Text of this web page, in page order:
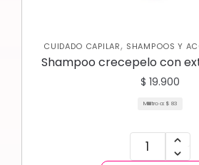
CUIDADO CAPILAR, SHAMPOOS Y
Shampoo crecepelo con
$ 19.900
Mililitro a: $ 83